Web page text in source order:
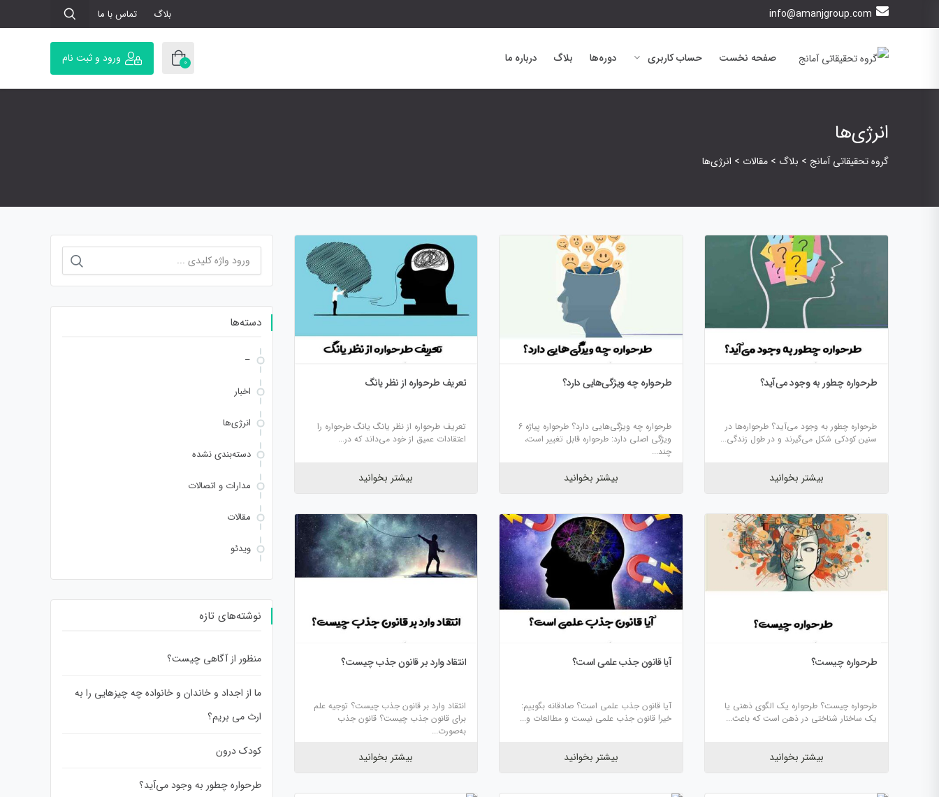
info@amanjgroup.com بلاگ تماس با ما
صفحه نخست حساب کاربری دوره‌ها بلاگ درباره ما 0 ورود و ثبت نام
انرژی‌ها
گروه تحقیقاتی آمانج > بلاگ > مقالات > انرژی‌ها
طرحواره چطور به وجود می‌آید؟
طرحواره چطور به وجود می‌آید؟ طرحواره‌ها در
سنین کودکی شکل می‌گیرند و در طول زندگی...
بیشتر بخوانید
طرحواره چه ویژگی‌هایی دارد؟
طرحواره چه ویژگی‌هایی دارد؟ طرحواره پیاژه 6
ویژگی اصلی دارد: طرحواره قابل تغییر است،
چند...
بیشتر بخوانید
تعریف طرحواره از نظر یانگ
تعریف طرحواره از نظر یانگ یانگ طرحواره را
اعتقادات عمیق از خود می‌داند که در...
بیشتر بخوانید
طرحواره چیست؟
طرحواره چیست؟ طرحواره یک الگوی ذهنی یا
یک ساختار شناختی در ذهن است که باعث...
بیشتر بخوانید
آیا قانون جذب علمی است؟
آیا قانون جذب علمی است؟ صادقانه بگوییم:
خیر! قانون جذب علمی نیست و مطالعات و...
بیشتر بخوانید
انتقاد وارد بر قانون جذب چیست؟
انتقاد وارد بر قانون جذب چیست؟ توجیه علم
برای قانون جذب چیست؟ قانون جذب
به‌صورت...
بیشتر بخوانید
جستجو
دسته‌ها
–
اخبار
انرژی‌ها
دسته‌بندی نشده
مدارات و اتصالات
مقالات
ویدئو
نوشته‌های تازه
منظور از آگاهی چیست؟
ما از اجداد و خاندان و خانواده چه چیزهایی را به
ارث می بریم؟
کودک درون
طرحواره چطور به وجود می‌آید؟